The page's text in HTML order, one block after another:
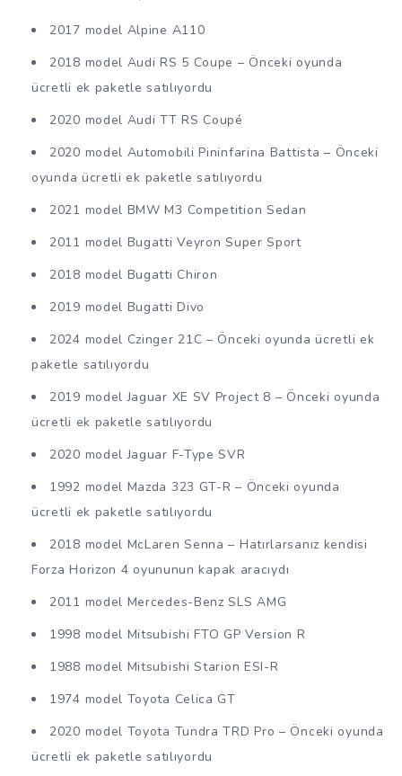
2017 model Alpine A110
2018 model Audi RS 5 Coupe – Önceki oyunda
ücretli ek paketle satılıyordu
2020 model Audi TT RS Coupé
2020 model Automobili Pininfarina Battista – Önceki
oyunda ücretli ek paketle satılıyordu
2021 model BMW M3 Competition Sedan
2011 model Bugatti Veyron Super Sport
2018 model Bugatti Chiron
2019 model Bugatti Divo
2024 model Czinger 21C – Önceki oyunda ücretli ek
paketle satılıyordu
2019 model Jaguar XE SV Project 8 – Önceki oyunda
ücretli ek paketle satılıyordu
2020 model Jaguar F-Type SVR
1992 model Mazda 323 GT-R – Önceki oyunda
ücretli ek paketle satılıyordu
2018 model McLaren Senna – Hatırlarsanız kendisi
Forza Horizon 4 oyununun kapak aracıydı
2011 model Mercedes-Benz SLS AMG
1998 model Mitsubishi FTO GP Version R
1988 model Mitsubishi Starion ESI-R
1974 model Toyota Celica GT
2020 model Toyota Tundra TRD Pro – Önceki oyunda
ücretli ek paketle satılıyordu